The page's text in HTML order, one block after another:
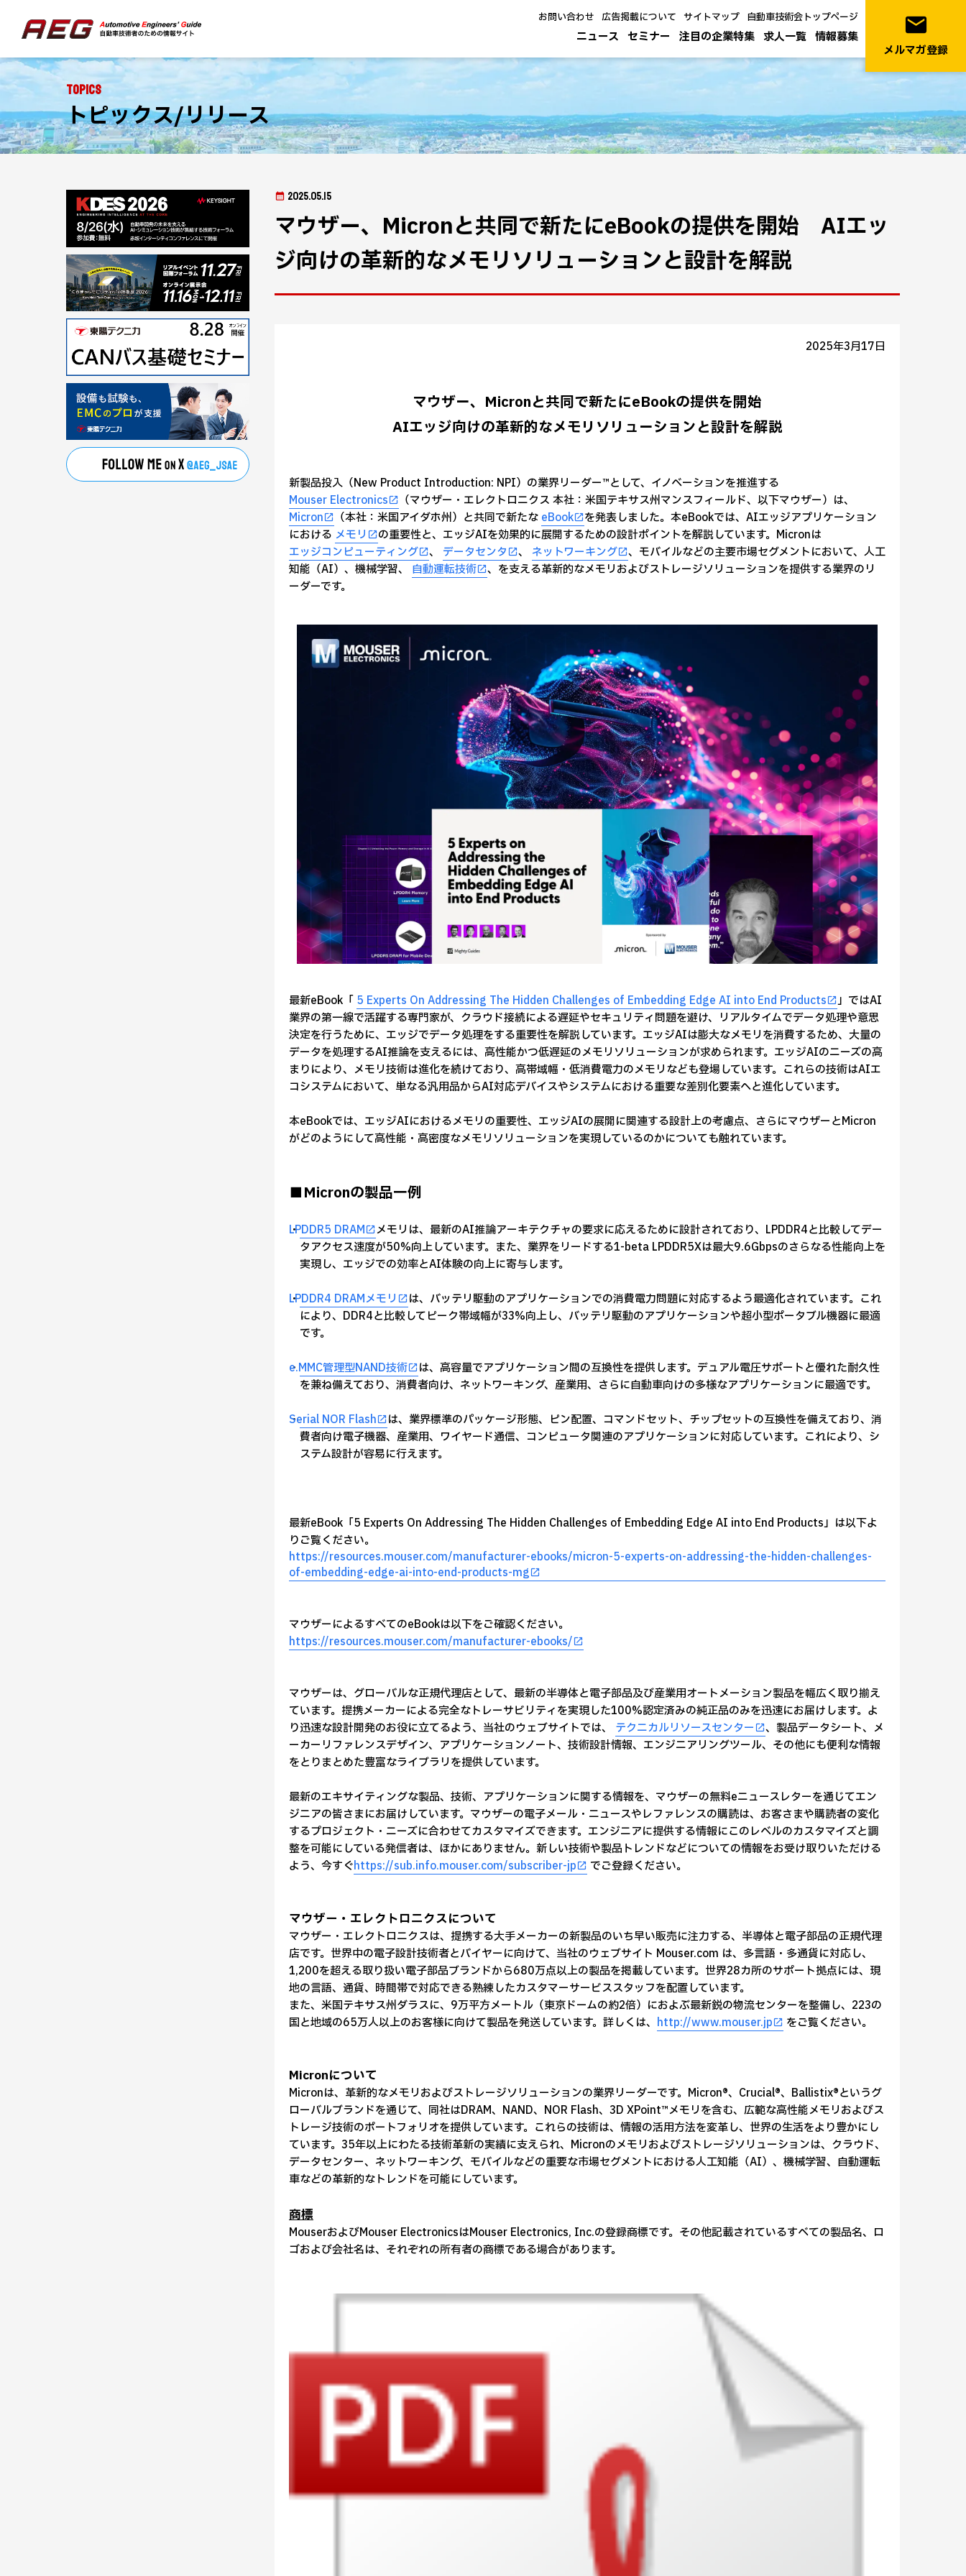
ニュース セミナー 注目の企業特集 求人一覧 情報募集
お問い合わせ 広告掲載について サイトマップ 自動車技術会トップページ email
メルマガ登録
Topics
トピックス/リリース
2025.05.15
マウザー、Micronと共同で新たにeBookの提供を開始 AIエッ
ジ向けの革新的なメモリソリューションと設計を解説
2025年3月17日
マウザー、Micronと共同で新たにeBookの提供を開始
AIエッジ向けの革新的なメモリソリューションと設計を解説
新製品投入（New Product Introduction: NPI）の業界リーダー™として、イノベーションを推進する
Mouser Electronics
（マウザー・エレクトロニクス 本社：米国テキサス州マンスフィールド、以下マウザー）は、
Micron
（本社：米国アイダホ州）と共同で新たな eBook
を発表しました。本eBookでは、AIエッジアプリケーション
における メモリ
の重要性と、エッジAIを効果的に展開するための設計ポイントを解説しています。Micronは
エッジコンピューティング
、 データセンタ 、 ネットワーキング
、モバイルなどの主要市場セグメントにおいて、人工
知能（AI）、機械学習、 自動運転技術
、を支える革新的なメモリおよびストレージソリューションを提供する業界のリ
ーダーです。
最新eBook「 5 Experts On Addressing The Hidden Challenges of Embedding Edge AI into End Products
」ではAI
業界の第一線で活躍する専門家が、クラウド接続による遅延やセキュリティ問題を避け、リアルタイムでデータ処理や意思
決定を行うために、エッジでデータ処理をする重要性を解説しています。エッジAIは膨大なメモリを消費するため、大量の
データを処理するAI推論を支えるには、高性能かつ低遅延のメモリソリューションが求められます。エッジAIのニーズの高
まりにより、メモリ技術は進化を続けており、高帯域幅・低消費電力のメモリなども登場しています。これらの技術はAIエ
コシステムにおいて、単なる汎用品からAI対応デバイスやシステムにおける重要な差別化要素へと進化しています。
本eBookでは、エッジAIにおけるメモリの重要性、エッジAIの展開に関連する設計上の考慮点、さらにマウザーとMicron
がどのようにして高性能・高密度なメモリソリューションを実現しているのかについても触れています。
■Micronの製品一例
・
LPDDR5 DRAM
メモリは、最新のAI推論アーキテクチャの要求に応えるために設計されており、LPDDR4と比較してデー
タアクセス速度が50%向上しています。また、業界をリードする1-beta LPDDR5Xは最大9.6Gbpsのさらなる性能向上を
実現し、エッジでの効率とAI体験の向上に寄与します。
・
LPDDR4 DRAMメモリ
は、バッテリ駆動のアプリケーションでの消費電力問題に対応するよう最適化されています。これ
により、DDR4と比較してピーク帯域幅が33%向上し、バッテリ駆動のアプリケーションや超小型ポータブル機器に最適
です。
・
e.MMC管理型NAND技術
は、高容量でアプリケーション間の互換性を提供します。デュアル電圧サポートと優れた耐久性
を兼ね備えており、消費者向け、ネットワーキング、産業用、さらに自動車向けの多様なアプリケーションに最適です。
・
Serial NOR Flash
は、業界標準のパッケージ形態、ピン配置、コマンドセット、チップセットの互換性を備えており、消
費者向け電子機器、産業用、ワイヤード通信、コンピュータ関連のアプリケーションに対応しています。これにより、シ
ステム設計が容易に行えます。
最新eBook「5 Experts On Addressing The Hidden Challenges of Embedding Edge AI into End Products」は以下よ
りご覧ください。
https://resources.mouser.com/manufacturer-ebooks/micron-5-experts-on-addressing-the-hidden-challenges-
of-embedding-edge-ai-into-end-products-mg
マウザーによるすべてのeBookは以下をご確認ください。
https://resources.mouser.com/manufacturer-ebooks/
マウザーは、グローバルな正規代理店として、最新の半導体と電子部品及び産業用オートメーション製品を幅広く取り揃え
ています。提携メーカーによる完全なトレーサビリティを実現した100%認定済みの純正品のみを迅速にお届けします。よ
り迅速な設計開発のお役に立てるよう、当社のウェブサイトでは、 テクニカルリソースセンター
、製品データシート、メ
ーカーリファレンスデザイン、アプリケーションノート、技術設計情報、エンジニアリングツール、その他にも便利な情報
をとりまとめた豊富なライブラリを提供しています。
最新のエキサイティングな製品、技術、アプリケーションに関する情報を、マウザーの無料eニュースレターを通じてエン
ジニアの皆さまにお届けしています。マウザーの電子メール・ニュースやレファレンスの購読は、お客さまや購読者の変化
するプロジェクト・ニーズに合わせてカスタマイズできます。エンジニアに提供する情報にこのレベルのカスタマイズと調
整を可能にしている発信者は、ほかにありません。新しい技術や製品トレンドなどについての情報をお受け取りいただける
よう、今すぐhttps://sub.info.mouser.com/subscriber-jp でご登録ください。
マウザー・エレクトロニクスについて
マウザー・エレクトロニクスは、提携する大手メーカーの新製品のいち早い販売に注力する、半導体と電子部品の正規代理
店です。世界中の電子設計技術者とバイヤーに向けて、当社のウェブサイト Mouser.com は、多言語・多通貨に対応し、
1,200を超える取り扱い電子部品ブランドから680万点以上の製品を掲載しています。世界28カ所のサポート拠点には、現
地の言語、通貨、時間帯で対応できる熟練したカスタマーサービススタッフを配置しています。
また、米国テキサス州ダラスに、9万平方メートル（東京ドームの約2倍）におよぶ最新鋭の物流センターを整備し、223の
国と地域の65万人以上のお客様に向けて製品を発送しています。詳しくは、 http://www.mouser.jp をご覧ください。
Micronについて
Micronは、革新的なメモリおよびストレージソリューションの業界リーダーです。Micron®、Crucial®、Ballistix®というグ
ローバルブランドを通じて、同社はDRAM、NAND、NOR Flash、3D XPoint™メモリを含む、広範な高性能メモリおよびス
トレージ技術のポートフォリオを提供しています。これらの技術は、情報の活用方法を変革し、世界の生活をより豊かにし
ています。35年以上にわたる技術革新の実績に支えられ、Micronのメモリおよびストレージソリューションは、クラウド、
データセンター、ネットワーキング、モバイルなどの重要な市場セグメントにおける人工知能（AI）、機械学習、自動運転
車などの革新的なトレンドを可能にしています。
商標
MouserおよびMouser ElectronicsはMouser Electronics, Inc.の登録商標です。その他記載されているすべての製品名、ロ
ゴおよび会社名は、それぞれの所有者の商標である場合があります。